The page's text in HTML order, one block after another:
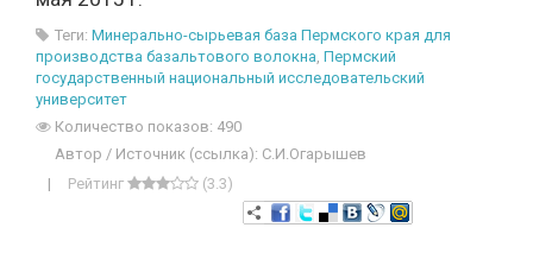
Теги: Минерально-сырьевая база Пермского края для
производства базальтового волокна, Пермский
государственный национальный исследовательский
университет
Количество показов: 490
Автор / Источник (ссылка): С.И.Огарышев
|
Рейтинг (3.3)